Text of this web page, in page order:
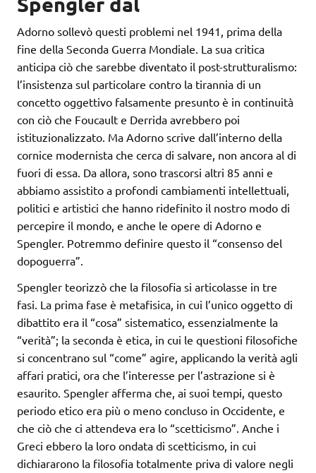
Adorno sollevò questi problemi nel 1941, prima della
fine della Seconda Guerra Mondiale. La sua critica
anticipa ciò che sarebbe diventato il post-strutturalismo:
l’insistenza sul particolare contro la tirannia di un
concetto oggettivo falsamente presunto è in continuità
con ciò che Foucault e Derrida avrebbero poi
istituzionalizzato. Ma Adorno scrive dall’interno della
cornice modernista che cerca di salvare, non ancora al di
fuori di essa. Da allora, sono trascorsi altri 85 anni e
abbiamo assistito a profondi cambiamenti intellettuali,
politici e artistici che hanno ridefinito il nostro modo di
percepire il mondo, e anche le opere di Adorno e
Spengler. Potremmo definire questo il “consenso del
dopoguerra”.
Spengler teorizzò che la filosofia si articolasse in tre
fasi. La prima fase è metafisica, in cui l’unico oggetto di
dibattito era il “cosa” sistematico, essenzialmente la
“verità”; la seconda è etica, in cui le questioni filosofiche
si concentrano sul “come” agire, applicando la verità agli
affari pratici, ora che l’interesse per l’astrazione si è
esaurito. Spengler afferma che, ai suoi tempi, questo
periodo etico era più o meno concluso in Occidente, e
che ciò che ci attendeva era lo “scetticismo”. Anche i
Greci ebbero la loro ondata di scetticismo, in cui
dichiararono la filosofia totalmente priva di valore negli